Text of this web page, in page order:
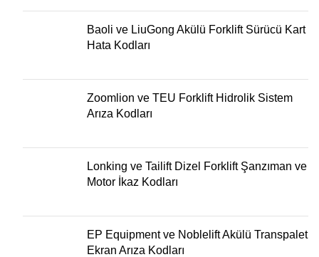
Baoli ve LiuGong Akülü Forklift Sürücü Kart
Hata Kodları
Zoomlion ve TEU Forklift Hidrolik Sistem
Arıza Kodları
Lonking ve Tailift Dizel Forklift Şanzıman ve
Motor İkaz Kodları
EP Equipment ve Noblelift Akülü Transpalet
Ekran Arıza Kodları